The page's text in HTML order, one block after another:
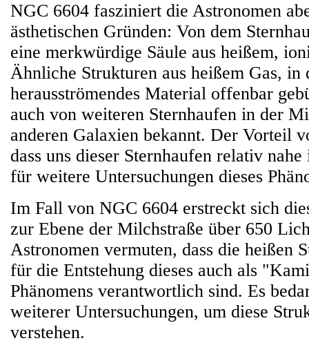
NGC 6604 fasziniert die Astronomen
ästhetischen Gründen: Von dem
eine merkwürdige Säule aus heißem,
Ähnliche Strukturen aus heißem Gas, in
herausströmendes Material offenbar
auch von weiteren Sternhaufen in der
anderen Galaxien bekannt. Der Vorteil
dass uns dieser Sternhaufen relativ
für weitere Untersuchungen dieses
Im Fall von NGC 6604 erstreckt sich
zur Ebene der Milchstraße über 650
Astronomen vermuten, dass die heißen
für die Entstehung dieses auch als
Phänomens verantwortlich sind. Es
weiterer Untersuchungen, um diese
verstehen.